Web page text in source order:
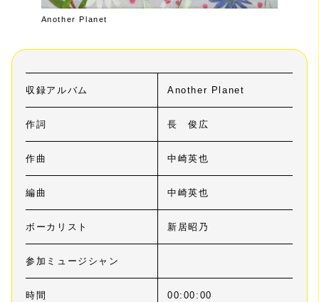
Another Planet
収録アルバム Another Planet
作詞 長 俊広
作曲 中崎英也
編曲 中崎英也
ボーカリスト 新居昭乃
参加ミュージシャン
時間 00:00:00